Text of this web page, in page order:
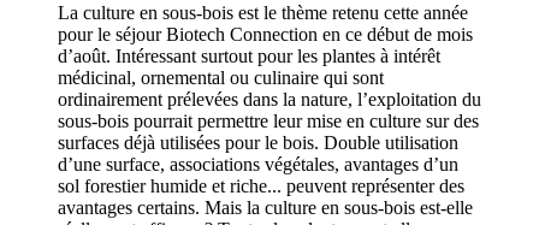
La culture en sous-bois est le thème retenu cette année
pour le séjour Biotech Connection en ce début de mois
d’août. Intéressant surtout pour les plantes à intérêt
médicinal, ornemental ou culinaire qui sont
ordinairement prélevées dans la nature, l’exploitation du
sous-bois pourrait permettre leur mise en culture sur des
surfaces déjà utilisées pour le bois. Double utilisation
d’une surface, associations végétales, avantages d’un
sol forestier humide et riche... peuvent représenter des
avantages certains. Mais la culture en sous-bois est-elle